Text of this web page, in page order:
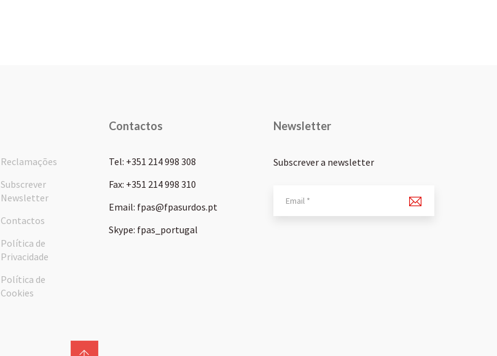
Reclamações
Subscrever
Newsletter
Contactos
Política de
Privacidade
Política de
Cookies
Contactos
Tel: +351 214 998 308
Fax: +351 214 998 310
Email: fpas@fpasurdos.pt
Skype: fpas_portugal
Newsletter
Subscrever a newsletter